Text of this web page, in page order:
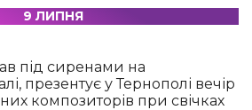
9 ЛИПНЯ
під сиренами на
презентує у Тернополі вечір
композиторів при свічках